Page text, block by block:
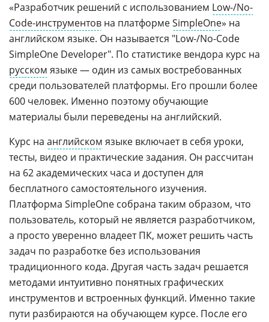
«Разработчик решений с использованием Low-/No-
Code-инструментов на платформеSimpleOne» на
английском языке. Он называется "Low-/No-Code
SimpleOne Developer". По статистике вендора курс на
русском языке — один из самых востребованных
среди пользователей платформы. Его прошли более
600 человек. Именно поэтому обучающие
материалы были переведены на английский.
Курс на английском языке включает в себя уроки,
тесты, видео и практические задания. Он рассчитан
на 62 академических часа и доступен для
бесплатного самостоятельного изучения.
Платформа SimpleOne собрана таким образом, что
пользователь, который не является разработчиком,
а просто уверенно владеет ПК, может решить часть
задач по разработке без использования
традиционного кода. Другая часть задач решается
методами интуитивно понятных графических
инструментов и встроенных функций. Именно такие
пути разбираются на обучающем курсе. После его